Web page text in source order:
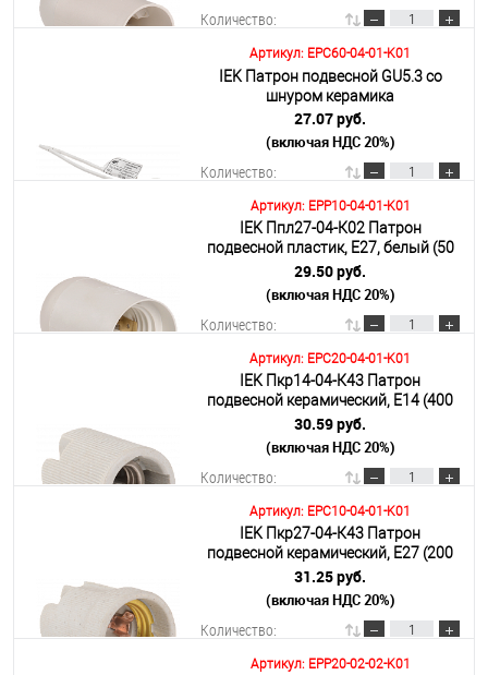
Количество:
В корзину
Подробнее
Артикул: EPC60-04-01-K01
IEK Патрон подвесной GU5.3 со
шнуром керамика
27.07 руб.
(включая НДС 20%)
Количество:
В корзину
Подробнее
Артикул: EPP10-04-01-K01
IEK Ппл27-04-К02 Патрон
подвесной пластик, Е27, белый (50
шт), стикер на изделии,
29.50 руб.
(включая НДС 20%)
Количество:
В корзину
Подробнее
Артикул: EPC20-04-01-K01
IEK Пкр14-04-К43 Патрон
подвесной керамический, Е14 (400
шт)
30.59 руб.
(включая НДС 20%)
Количество:
В корзину
Подробнее
Артикул: EPC10-04-01-K01
IEK Пкр27-04-К43 Патрон
подвесной керамический, Е27 (200
шт)
31.25 руб.
(включая НДС 20%)
Количество:
Артикул: EPP20-02-02-K01